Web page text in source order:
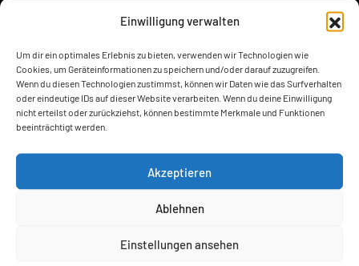
Einwilligung verwalten
Um dir ein optimales Erlebnis zu bieten, verwenden wir Technologien wie
Cookies, um Geräteinformationen zu speichern und/oder darauf zuzugreifen.
Wenn du diesen Technologien zustimmst, können wir Daten wie das Surfverhalten
oder eindeutige IDs auf dieser Website verarbeiten. Wenn du deine Einwilligung
nicht erteilst oder zurückziehst, können bestimmte Merkmale und Funktionen
beeinträchtigt werden.
Akzeptieren
Ablehnen
Einstellungen ansehen